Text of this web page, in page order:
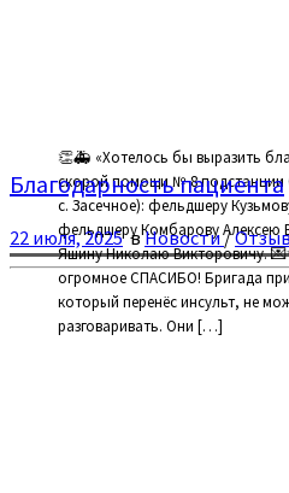
👏🚑 «Хотелось бы выразить
скорой помощи № 8 подстанции
с. Засечное): фельдшеру
фельдшеру Комбарову Алексею
Яшину Николаю Викторовичу.
огромное СПАСИБО! Бригада
который перенёс инсульт, не
разговаривать. Они […]
Благодарность пациента
22 июля, 2025вНовости/